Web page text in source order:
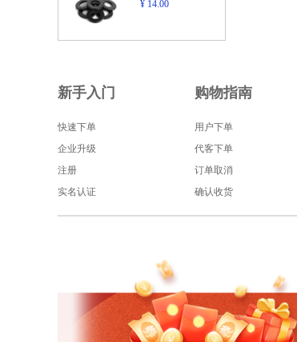
¥ 14.00
新手入门
快速下单
企业升级
注册
实名认证
购物指南
用户下单
代客下单
订单取消
确认收货